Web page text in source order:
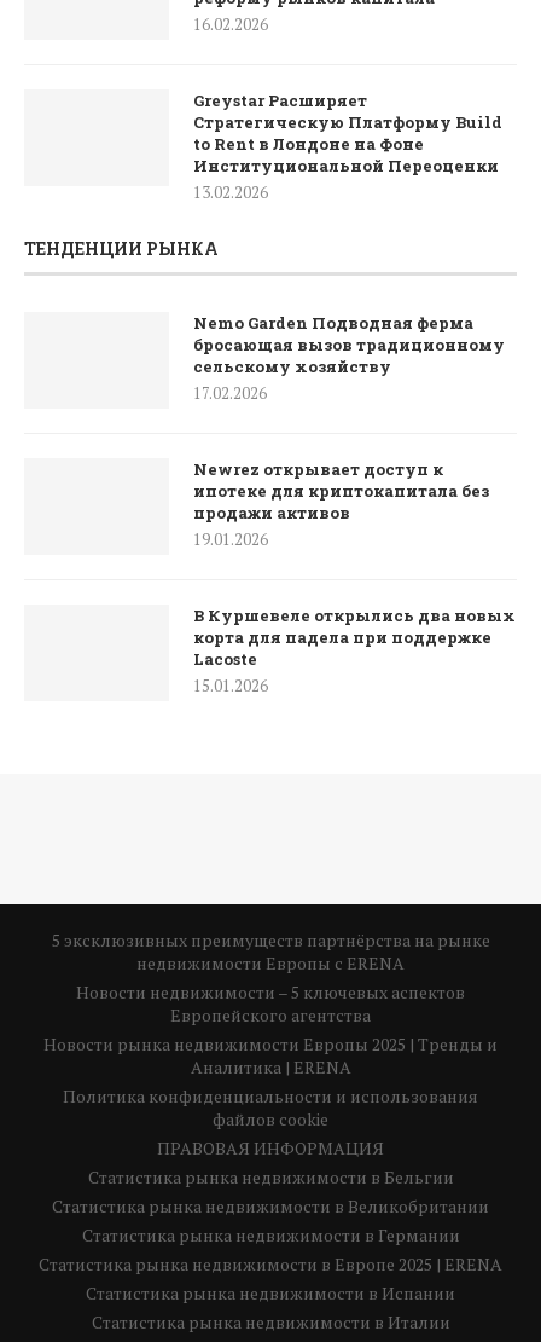
16.02.2026
Greystar Расширяет
Стратегическую Платформу Build
to Rent в Лондоне на Фоне
Институциональной Переоценки
13.02.2026
ТЕНДЕНЦИИ РЫНКА
Nemo Garden Подводная ферма
бросающая вызов традиционному
сельскому хозяйству
17.02.2026
Newrez открывает доступ к
ипотеке для криптокапитала без
продажи активов
19.01.2026
В Куршевеле открылись два новых
корта для падела при поддержке
Lacoste
15.01.2026
5 эксклюзивных преимуществ партнёрства на рынке
недвижимости Европы с ERENA
Новости недвижимости – 5 ключевых аспектов
Европейского агентства
Новости рынка недвижимости Европы 2025 | Тренды и
Аналитика | ERENA
Политика конфиденциальности и использования
файлов cookie
ПРАВОВАЯ ИНФОРМАЦИЯ
Статистика рынка недвижимости в Бельгии
Статистика рынка недвижимости в Великобритании
Статистика рынка недвижимости в Германии
Статистика рынка недвижимости в Европе 2025 | ERENA
Статистика рынка недвижимости в Испании
Статистика рынка недвижимости в Италии